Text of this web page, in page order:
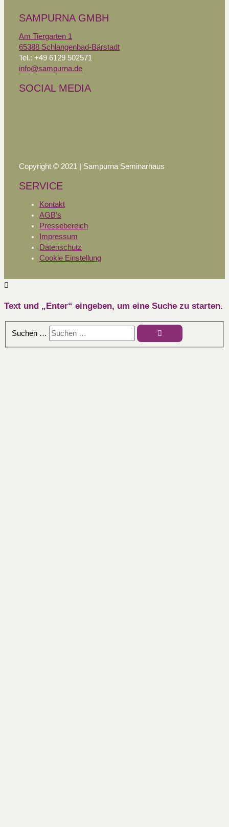
SAMPURNA GMBH
Am Tiergarten 1
65388 Schlangenbad-Bärstadt
Tel.: +49 6129 502571
info@sampurna.de
SOCIAL MEDIA
Copyright © 2021 | Sampurna Seminarhaus
SERVICE
Kontakt
AGB’s
Pressebereich
Impressum
Datenschutz
Cookie Einstellung
Text und „Enter“ eingeben, um eine Suche zu starten.
Suchen …